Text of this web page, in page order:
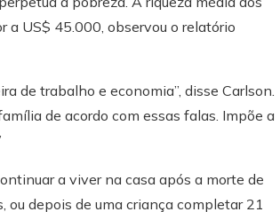
a US$ 45.000, observou o relatório
de trabalho e economia”, disse Carlson.
de acordo com essas falas. Impõe a
a viver na casa após a morte de
depois de uma criança completar 21